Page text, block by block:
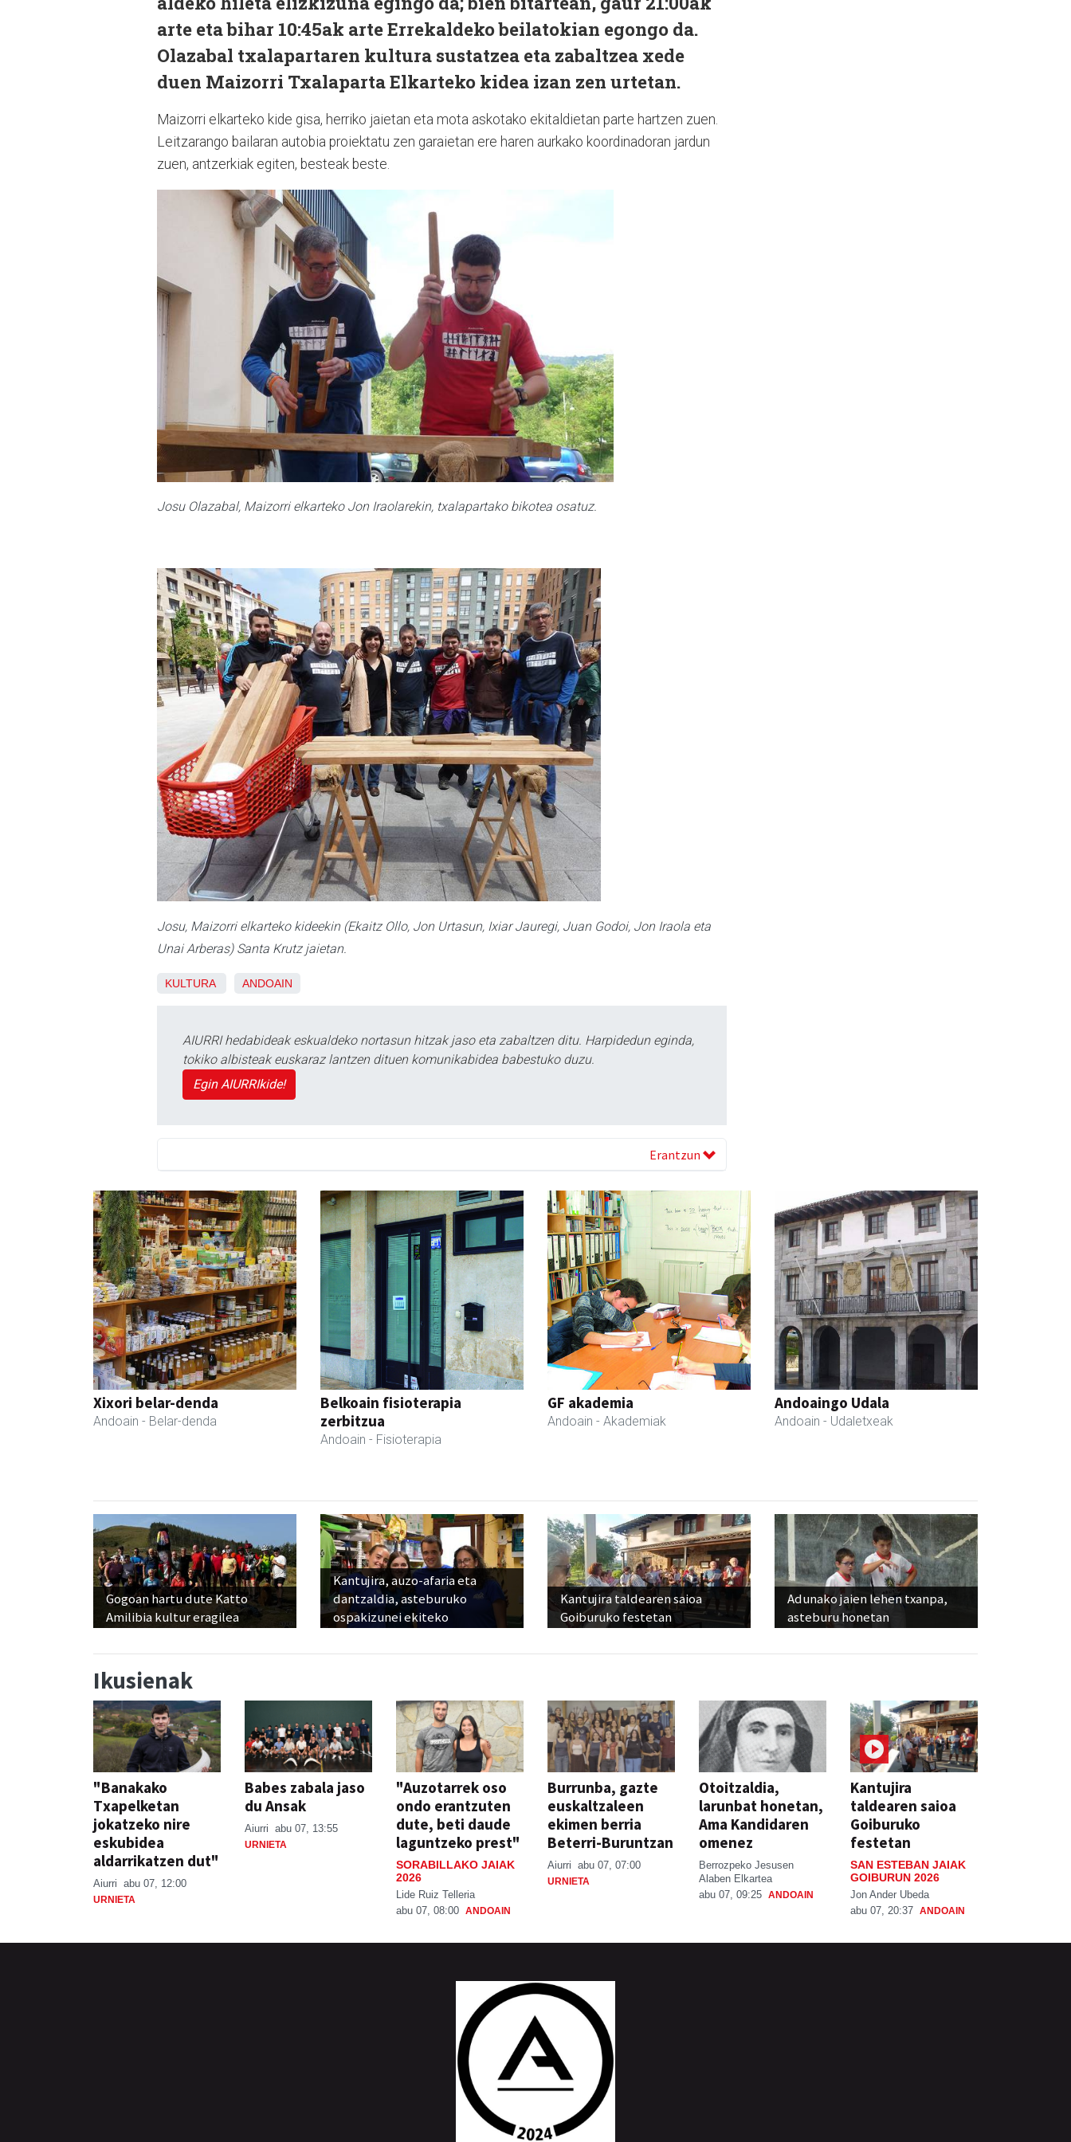
arte eta bihar 10:45ak arte Errekaldeko beilatokian egongo da.
Olazabal txalapartaren kultura sustatzea eta zabaltzea xede
duen Maizorri Txalaparta Elkarteko kidea izan zen urtetan.
Maizorri elkarteko kide gisa, herriko jaietan eta mota askotako ekitaldietan parte hartzen zuen.
Leitzarango bailaran autobia proiektatu zen garaietan ere haren aurkako koordinadoran jardun
zuen, antzerkiak egiten, besteak beste.
Josu Olazabal, Maizorri elkarteko Jon Iraolarekin, txalapartako bikotea osatuz.
Josu, Maizorri elkarteko kideekin (Ekaitz Ollo, Jon Urtasun, Ixiar Jauregi, Juan Godoi, Jon Iraola eta
Unai Arberas) Santa Krutz jaietan.
KULTURA ANDOAIN
AIURRI hedabideak eskualdeko nortasun hitzak jaso eta zabaltzen ditu. Harpidedun eginda,
tokiko albisteak euskaraz lantzen dituen komunikabidea babestuko duzu.
Egin AIURRIkide!
Erantzun
Xixori belar-denda
Andoain - Belar-denda
Belkoain fisioterapia
zerbitzua
Andoain - Fisioterapia
GF akademia
Andoain - Akademiak
Andoaingo Udala
Andoain - Udaletxeak
Gogoan hartu dute Katto
Amilibia kultur eragilea
Kantujira, auzo-afaria eta
dantzaldia, asteburuko
ospakizunei ekiteko
Kantujira taldearen saioa
Goiburuko festetan
Adunako jaien lehen txanpa,
asteburu honetan
Ikusienak
"Banakako
Txapelketan
jokatzeko nire
eskubidea
aldarrikatzen dut"
Aiurri abu 07, 12:00
URNIETA
Babes zabala jaso
du Ansak
Aiurri abu 07, 13:55
URNIETA
"Auzotarrek oso
ondo erantzuten
dute, beti daude
laguntzeko prest"
SORABILLAKO JAIAK
2026
Lide Ruiz Telleria
abu 07, 08:00 ANDOAIN
Burrunba, gazte
euskaltzaleen
ekimen berria
Beterri-Buruntzan
Aiurri abu 07, 07:00
URNIETA
Otoitzaldia,
larunbat honetan,
Ama Kandidaren
omenez
Berrozpeko Jesusen
Alaben Elkartea
abu 07, 09:25 ANDOAIN
Kantujira
taldearen saioa
Goiburuko
festetan
SAN ESTEBAN JAIAK
GOIBURUN 2026
Jon Ander Ubeda
abu 07, 20:37 ANDOAIN